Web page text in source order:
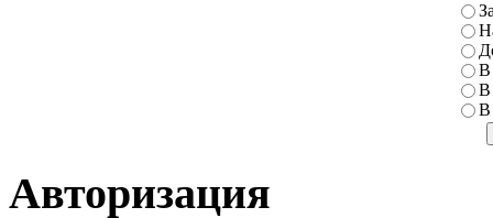
В
В
В
Авторизация